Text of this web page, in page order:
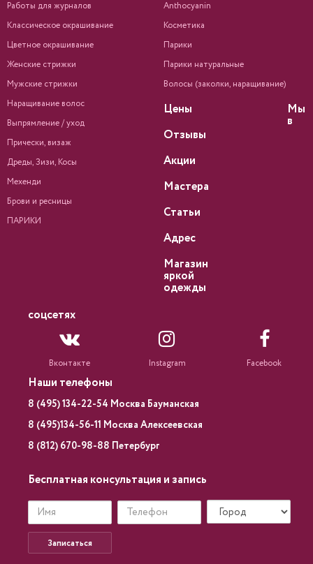
Работы для журналов
Классическое окрашивание
Цветное окрашивание
Женские стрижки
Мужские стрижки
Наращивание волос
Выпрямление / уход
Прически, визаж
Дреды, Зизи, Косы
Мехенди
Брови и ресницы
ПАРИКИ
Anthocyanin
Косметика
Парики
Парики натуральные
Волосы (заколки, наращивание)
Цены
Отзывы
Акции
Мастера
Статьи
Адрес
Магазин
яркой
одежды
Мы
в
соцсетях
Вконтакте Instagram Facebook
Наши телефоны
8 (495) 134-22-54 Москва Бауманская
8 (495)134-56-11 Москва Алексеевская
8 (812) 670-98-88 Петербург
Бесплатная консультация и запись
Записаться